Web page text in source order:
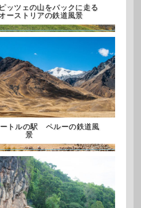
ッツェの山をバックに走る
ストリアの鉄道風景
トルの駅 ペルーの鉄道風
景